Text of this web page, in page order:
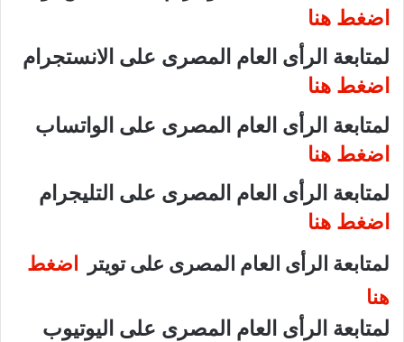
اضغط هنا
لمتابعة الرأى العام المصرى على الانستجرام
اضغط هنا
لمتابعة الرأى العام المصرى على الواتساب
اضغط هنا
لمتابعة الرأى العام المصرى على التليجرام
اضغط هنا
لمتابعة الرأى العام المصرى على تويتر اضغط
هنا
لمتابعة الرأى العام المصرى على اليوتيوب